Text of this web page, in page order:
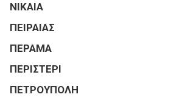
ΝΙΚΑΙΑ
ΠΕΙΡΑΙΑΣ
ΠΕΡΑΜΑ
ΠΕΡΙΣΤΕΡΙ
ΠΕΤΡΟΥΠΟΛΗ